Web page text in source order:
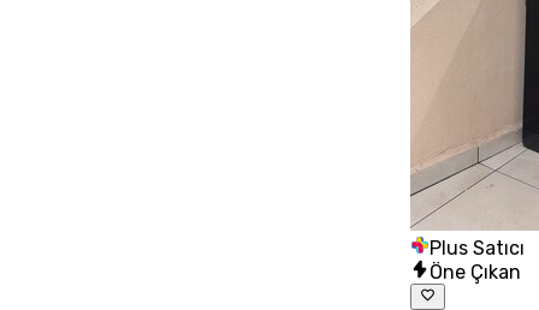
Plus Satıcı
Öne Çıkan